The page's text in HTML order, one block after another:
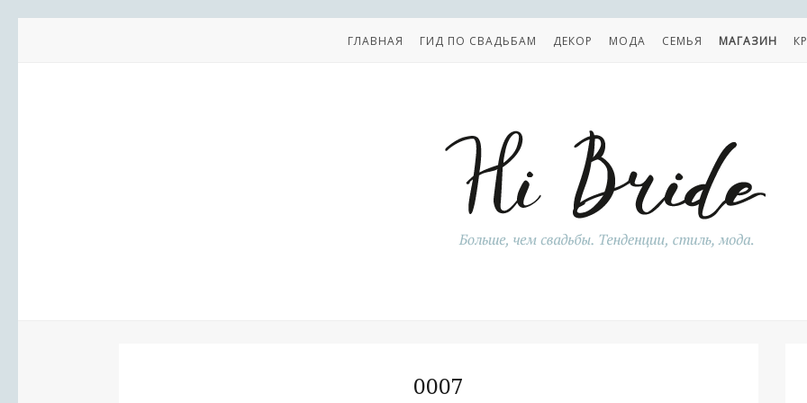
ГЛАВНАЯ ГИД ПО СВАДЬБАМ ДЕКОР МОДА СЕМЬЯ МАГАЗИН
0007